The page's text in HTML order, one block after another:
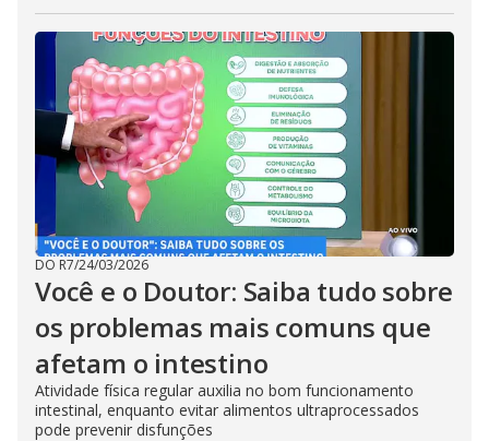
DO R7/24/03/2026
Você e o Doutor: Saiba tudo sobre
os problemas mais comuns que
afetam o intestino
Atividade física regular auxilia no bom funcionamento
intestinal, enquanto evitar alimentos ultraprocessados
pode prevenir disfunções